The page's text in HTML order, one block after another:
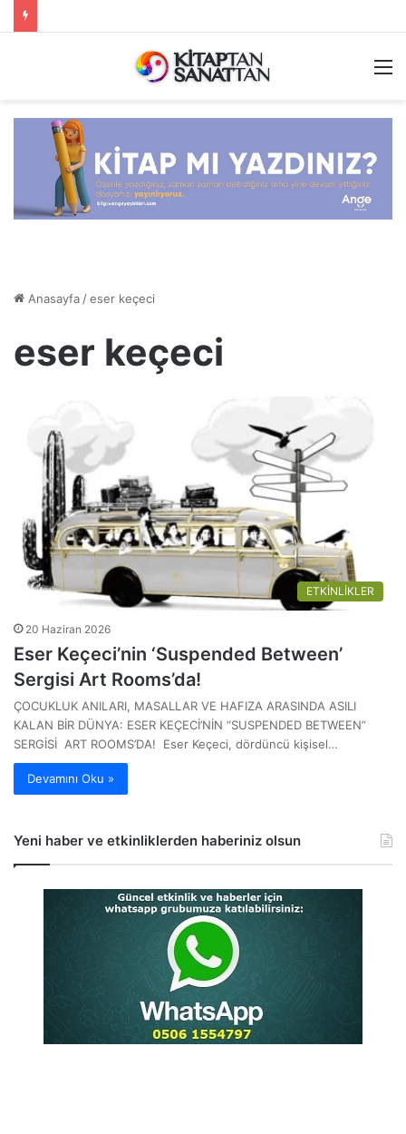
Anasayfa /eser keçeci
eser keçeci
ETKİNLİKLER
20 Haziran 2026
Eser Keçeci’nin ‘Suspended Between’
Sergisi Art Rooms’da!
ÇOCUKLUK ANILARI, MASALLAR VE HAFIZA ARASINDA ASILI
KALAN BİR DÜNYA: ESER KEÇECİ’NİN “SUSPENDED BETWEEN”
SERGİSİ ART ROOMS’DA! Eser Keçeci, dördüncü kişisel…
Devamını Oku »
Yeni haber ve etkinliklerden haberiniz olsun